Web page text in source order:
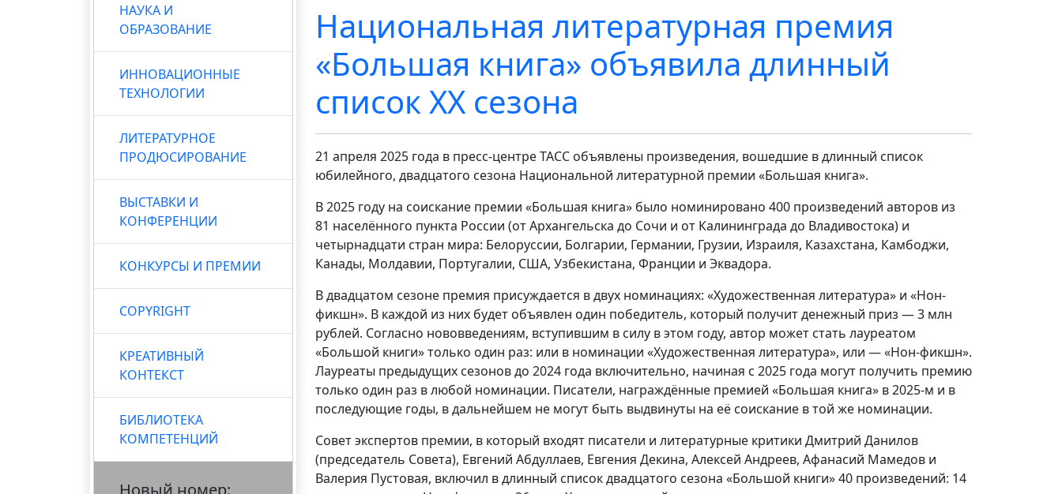
НАУКА И
ОБРАЗОВАНИЕ
ИННОВАЦИОННЫЕ
ТЕХНОЛОГИИ
ЛИТЕРАТУРНОЕ
ПРОДЮСИРОВАНИЕ
ВЫСТАВКИ И
КОНФЕРЕНЦИИ
КОНКУРСЫ И ПРЕМИИ
COPYRIGHT
КРЕАТИВНЫЙ
КОНТЕКСТ
БИБЛИОТЕКА
КОМПЕТЕНЦИЙ
Новый номер:
Национальная литературная премия
«Большая книга» объявила длинный
список XX сезона
21 апреля 2025 года в пресс-центре ТАСС объявлены произведения, вошедшие в длинный список
юбилейного, двадцатого сезона Национальной литературной премии «Большая книга».
В 2025 году на соискание премии «Большая книга» было номинировано 400 произведений авторов из
81 населённого пункта России (от Архангельска до Сочи и от Калининграда до Владивостока) и
четырнадцати стран мира: Белоруссии, Болгарии, Германии, Грузии, Израиля, Казахстана, Камбоджи,
Канады, Молдавии, Португалии, США, Узбекистана, Франции и Эквадора.
В двадцатом сезоне премия присуждается в двух номинациях: «Художественная литература» и «Нон-
фикшн». В каждой из них будет объявлен один победитель, который получит денежный приз — 3 млн
рублей. Согласно нововведениям, вступившим в силу в этом году, автор может стать лауреатом
«Большой книги» только один раз: или в номинации «Художественная литература», или — «Нон-фикшн».
Лауреаты предыдущих сезонов до 2024 года включительно, начиная с 2025 года могут получить премию
только один раз в любой номинации. Писатели, награждённые премией «Большая книга» в 2025-м и в
последующие годы, в дальнейшем не могут быть выдвинуты на её соискание в той же номинации.
Совет экспертов премии, в который входят писатели и литературные критики Дмитрий Данилов
(председатель Совета), Евгений Абдуллаев, Евгения Декина, Алексей Андреев, Афанасий Мамедов и
Валерия Пустовая, включил в длинный список двадцатого сезона «Большой книги» 40 произведений: 14